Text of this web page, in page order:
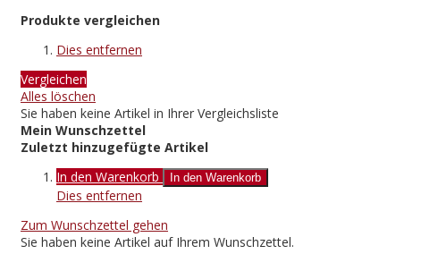
Produkte vergleichen
Dies entfernen
Vergleichen
Alles löschen
Sie haben keine Artikel in Ihrer Vergleichsliste
Mein Wunschzettel
Zuletzt hinzugefügte Artikel
In den Warenkorb
In den Warenkorb
Dies entfernen
Zum Wunschzettel gehen
Sie haben keine Artikel auf Ihrem Wunschzettel.